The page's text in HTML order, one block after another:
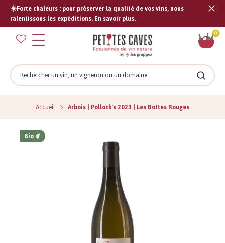
☀️Forte chaleurs : pour préserver la qualité de vos vins, nous
ralentissons les expéditions. En savoir plus.
0
Rechercher
Accueil Arbois | Pollock's 2023 | Les Bottes Rouges
Bio